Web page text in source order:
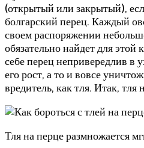
(открытый или закрытый),
болгарский перец. Каждый
своем распоряжении
обязательно найдет для этой
себе перец непривередлив в
его рост, а то и вовсе
вредитель, как тля. Итак, тля
Тля на перце размножается